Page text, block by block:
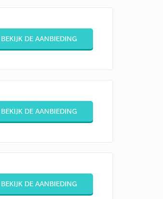
BEKIJK DE AANBIEDING
BEKIJK DE AANBIEDING
BEKIJK DE AANBIEDING